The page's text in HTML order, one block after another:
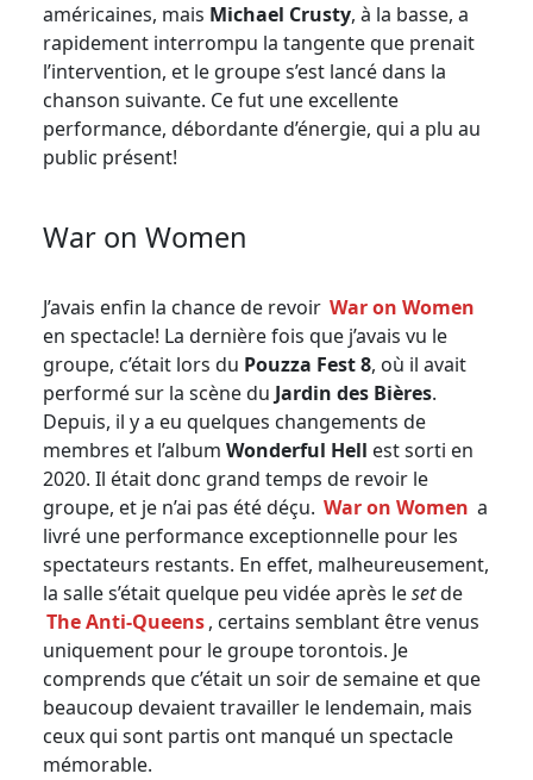
américaines, mais Michael Crusty, à la basse, a
rapidement interrompu la tangente que prenait
l’intervention, et le groupe s’est lancé dans la
chanson suivante. Ce fut une excellente
performance, débordante d’énergie, qui a plu au
public présent!
War on Women
J’avais enfin la chance de revoir War on Women
en spectacle! La dernière fois que j’avais vu le
groupe, c’était lors du Pouzza Fest 8, où il avait
performé sur la scène du Jardin des Bières.
Depuis, il y a eu quelques changements de
membres et l’album Wonderful Hell est sorti en
2020. Il était donc grand temps de revoir le
groupe, et je n’ai pas été déçu. War on Women a
livré une performance exceptionnelle pour les
spectateurs restants. En effet, malheureusement,
la salle s’était quelque peu vidée après lesetde
The Anti-Queens, certains semblant être venus
uniquement pour le groupe torontois. Je
comprends que c’était un soir de semaine et que
beaucoup devaient travailler le lendemain, mais
ceux qui sont partis ont manqué un spectacle
mémorable.